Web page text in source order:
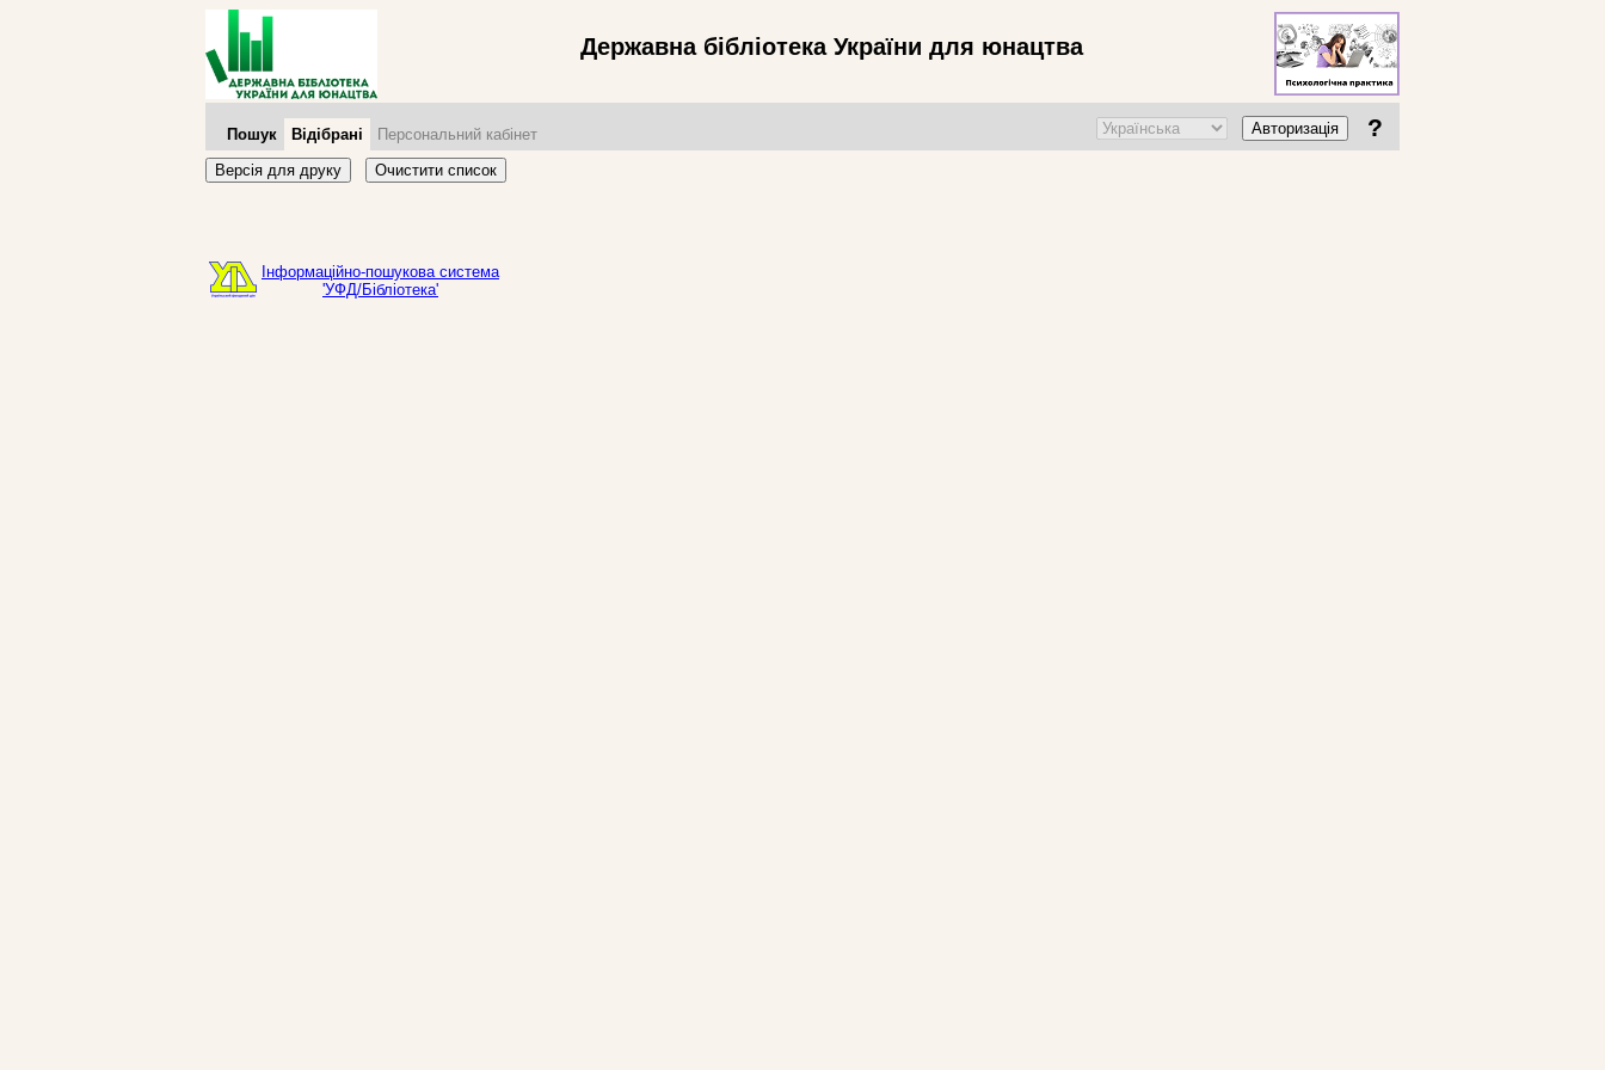
Державна бібліотека України для юнацтва
Пошук Відібрані Персональний кабінет Авторизація ?
Версія для друку Очистити список
Інформаційно-пошукова система
'УФД/Бібліотека'